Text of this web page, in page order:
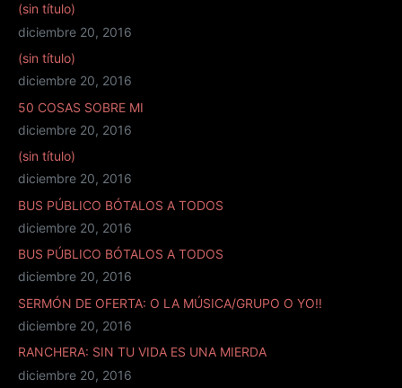
(sin título)
diciembre 20, 2016
(sin título)
diciembre 20, 2016
50 COSAS SOBRE MI
diciembre 20, 2016
(sin título)
diciembre 20, 2016
BUS PÚBLICO BÓTALOS A TODOS
diciembre 20, 2016
BUS PÚBLICO BÓTALOS A TODOS
diciembre 20, 2016
SERMÓN DE OFERTA: O LA MÚSICA/GRUPO O YO!!
diciembre 20, 2016
RANCHERA: SIN TU VIDA ES UNA MIERDA
diciembre 20, 2016